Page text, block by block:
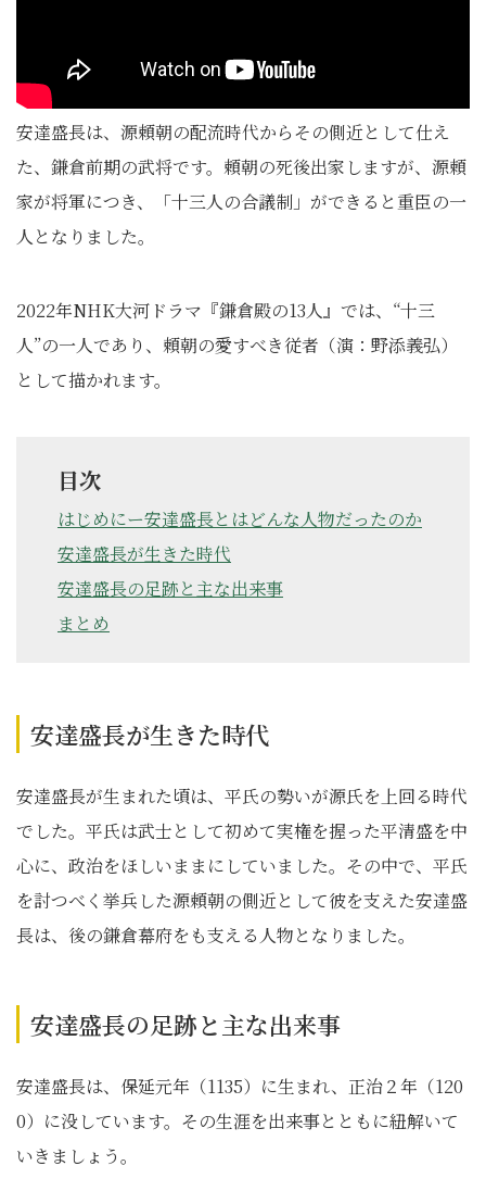
安達盛長は、源頼朝の配流時代からその側近として仕え
た、鎌倉前期の武将です。頼朝の死後出家しますが、源頼
家が将軍につき、「十三人の合議制」ができると重臣の一
人となりました。
2022年NHK大河ドラマ『鎌倉殿の13人』では、“十三
人”の一人であり、頼朝の愛すべき従者（演：野添義弘）
として描かれます。
目次
はじめにー安達盛長とはどんな人物だったのか
安達盛長が生きた時代
安達盛長の足跡と主な出来事
まとめ
安達盛長が生きた時代
安達盛長が生まれた頃は、平氏の勢いが源氏を上回る時代
でした。平氏は武士として初めて実権を握った平清盛を中
心に、政治をほしいままにしていました。その中で、平氏
を討つべく挙兵した源頼朝の側近として彼を支えた安達盛
長は、後の鎌倉幕府をも支える人物となりました。
安達盛長の足跡と主な出来事
安達盛長は、保延元年（1135）に生まれ、正治２年（120
0）に没しています。その生涯を出来事とともに紐解いて
いきましょう。